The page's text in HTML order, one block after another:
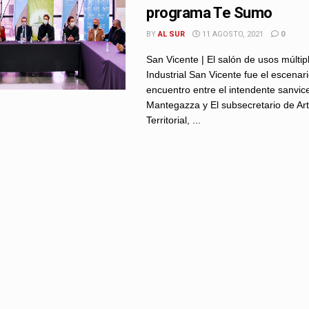
programa Te Sumo
BY AL SUR 11 AGOSTO, 2021 0
San Vicente | El salón de usos
Industrial San Vicente fue el
encuentro entre el intendente
Mantegazza y El subsecretario de
Territorial, ...